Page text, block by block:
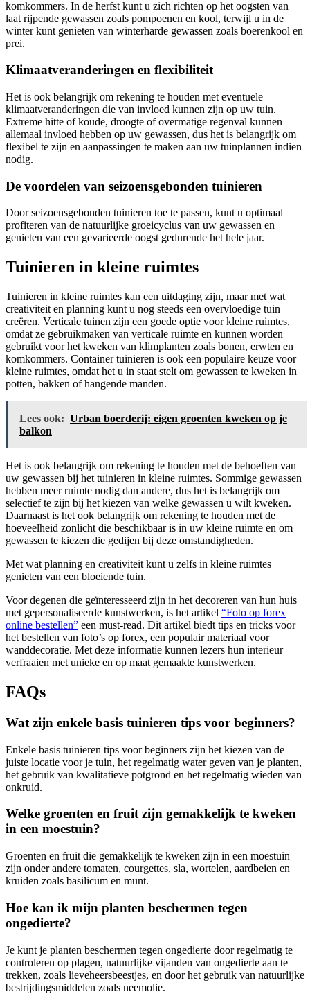
komkommers. In de herfst kunt u zich richten op het oogsten van
laat rijpende gewassen zoals pompoenen en kool, terwijl u in de
winter kunt genieten van winterharde gewassen zoals boerenkool en
prei.
Klimaatveranderingen en flexibiliteit
Het is ook belangrijk om rekening te houden met eventuele
klimaatveranderingen die van invloed kunnen zijn op uw tuin.
Extreme hitte of koude, droogte of overmatige regenval kunnen
allemaal invloed hebben op uw gewassen, dus het is belangrijk om
flexibel te zijn en aanpassingen te maken aan uw tuinplannen indien
nodig.
De voordelen van seizoensgebonden tuinieren
Door seizoensgebonden tuinieren toe te passen, kunt u optimaal
profiteren van de natuurlijke groeicyclus van uw gewassen en
genieten van een gevarieerde oogst gedurende het hele jaar.
Tuinieren in kleine ruimtes
Tuinieren in kleine ruimtes kan een uitdaging zijn, maar met wat
creativiteit en planning kunt u nog steeds een overvloedige tuin
creëren. Verticale tuinen zijn een goede optie voor kleine ruimtes,
omdat ze gebruikmaken van verticale ruimte en kunnen worden
gebruikt voor het kweken van klimplanten zoals bonen, erwten en
komkommers. Container tuinieren is ook een populaire keuze voor
kleine ruimtes, omdat het u in staat stelt om gewassen te kweken in
potten, bakken of hangende manden.
Lees ook: Urban boerderij: eigen groenten kweken op je
balkon
Het is ook belangrijk om rekening te houden met de behoeften van
uw gewassen bij het tuinieren in kleine ruimtes. Sommige gewassen
hebben meer ruimte nodig dan andere, dus het is belangrijk om
selectief te zijn bij het kiezen van welke gewassen u wilt kweken.
Daarnaast is het ook belangrijk om rekening te houden met de
hoeveelheid zonlicht die beschikbaar is in uw kleine ruimte en om
gewassen te kiezen die gedijen bij deze omstandigheden.
Met wat planning en creativiteit kunt u zelfs in kleine ruimtes
genieten van een bloeiende tuin.
Voor degenen die geïnteresseerd zijn in het decoreren van hun huis
met gepersonaliseerde kunstwerken, is het artikel “Foto op forex
online bestellen” een must-read. Dit artikel biedt tips en tricks voor
het bestellen van foto’s op forex, een populair materiaal voor
wanddecoratie. Met deze informatie kunnen lezers hun interieur
verfraaien met unieke en op maat gemaakte kunstwerken.
FAQs
Wat zijn enkele basis tuinieren tips voor beginners?
Enkele basis tuinieren tips voor beginners zijn het kiezen van de
juiste locatie voor je tuin, het regelmatig water geven van je planten,
het gebruik van kwalitatieve potgrond en het regelmatig wieden van
onkruid.
Welke groenten en fruit zijn gemakkelijk te kweken
in een moestuin?
Groenten en fruit die gemakkelijk te kweken zijn in een moestuin
zijn onder andere tomaten, courgettes, sla, wortelen, aardbeien en
kruiden zoals basilicum en munt.
Hoe kan ik mijn planten beschermen tegen
ongedierte?
Je kunt je planten beschermen tegen ongedierte door regelmatig te
controleren op plagen, natuurlijke vijanden van ongedierte aan te
trekken, zoals lieveheersbeestjes, en door het gebruik van natuurlijke
bestrijdingsmiddelen zoals neemolie.